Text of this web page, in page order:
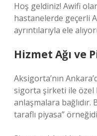
Hoş geldiniz! Awifi
hastanelerde geçerli
ayrıntılarıyla ele
Hizmet Ağı ve
Aksigorta’nın
sigorta şirketi ile özel
anlaşmalara bağlıdır.
taraflı piyasa”